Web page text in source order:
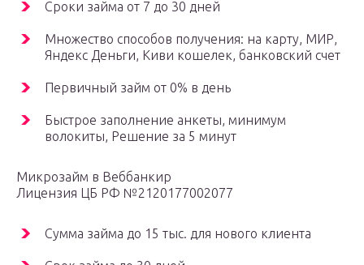
Сроки займа от 7 до 30 дней
Множество способов получения: на карту, МИР,
Яндекс Деньги, Киви кошелек, банковский счет
Первичный займ от 0% в день
Быстрое заполнение анкеты, минимум
волокиты, Решение за 5 минут
Микрозайм в Веббанкир
Лицензия ЦБ РФ №2120177002077
Сумма займа до 15 тыс. для нового клиента